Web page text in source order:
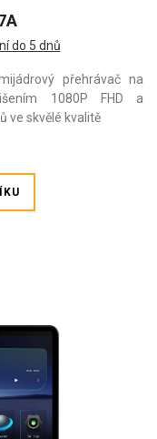
do 5 dnů
přehrávač na
1080P FHD a
ve skvělé kvalitě